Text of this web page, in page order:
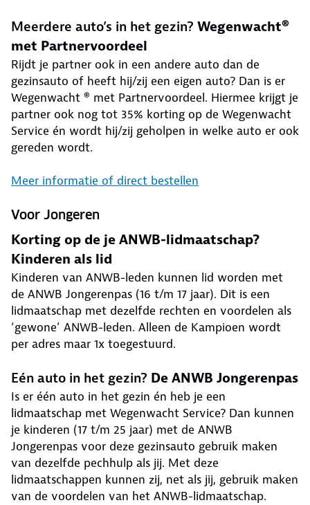
Meerdere auto’s in het gezin? Wegenwacht®
met Partnervoordeel
Rijdt je partner ook in een andere auto dan de
gezinsauto of heeft hij/zij een eigen auto? Dan is er
Wegenwacht ® met Partnervoordeel. Hiermee krijgt je
partner ook nog tot 35% korting op de Wegenwacht
Service én wordt hij/zij geholpen in welke auto er ook
gereden wordt.
Meer informatie of direct bestellen
Voor Jongeren
Korting op de je ANWB-lidmaatschap?
Kinderen als lid
Kinderen van ANWB-leden kunnen lid worden met
de ANWB Jongerenpas (16 t/m 17 jaar). Dit is een
lidmaatschap met dezelfde rechten en voordelen als
‘gewone’ ANWB-leden. Alleen de Kampioen wordt
per adres maar 1x toegestuurd.
Eén auto in het gezin? De ANWB Jongerenpas
Is er één auto in het gezin én heb je een
lidmaatschap met Wegenwacht Service? Dan kunnen
je kinderen (17 t/m 25 jaar) met de ANWB
Jongerenpas voor deze gezinsauto gebruik maken
van dezelfde pechhulp als jij. Met deze
lidmaatschappen kunnen zij, net als jij, gebruik maken
van de voordelen van het ANWB-lidmaatschap.